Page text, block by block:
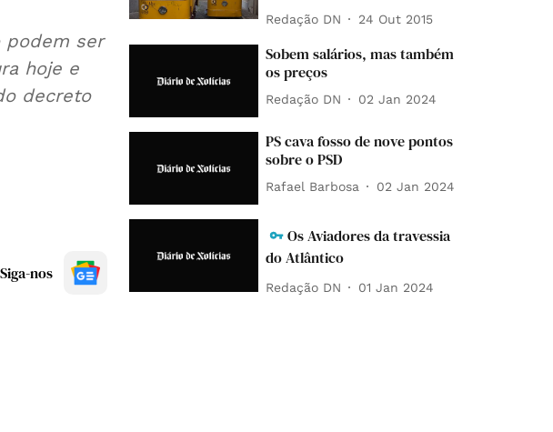
podem ser
hoje e
decreto
Siga-nos
Redação DN 24 Out 2015
Sobem salários, mas também
os preços
Redação DN 02 Jan 2024
PS cava fosso de nove pontos
sobre o PSD
Rafael Barbosa 02 Jan 2024
Os Aviadores da travessia
do Atlântico
Redação DN 01 Jan 2024